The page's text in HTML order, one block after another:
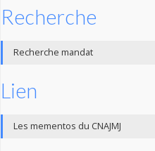
Recherche
Recherche mandat
Lien
Les mementos du CNAJMJ